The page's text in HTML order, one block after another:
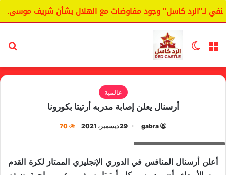
لـ"الرد كاسل" وجود مفاوضات مع الهلال بشأن شريف موسى.
القائمة الوضع المظلم
عالمية
أرسنال يعلن إصابة مدربه أرتيتا بكورونا
gabra 29 ديسمبر، 2021 70
أعلن أرسنال المنافس في الدوري الإنجليزي الممتاز لكرة القدم